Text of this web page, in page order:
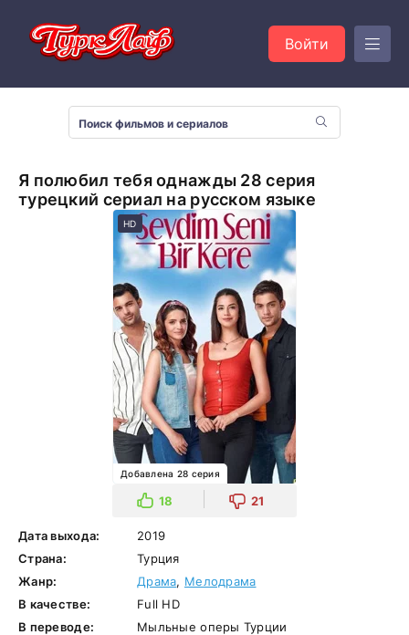
Войти
Я полюбил тебя однажды 28 серия
турецкий сериал на русском языке
HD
Добавлена 28 серия
18 21
Дата выхода:
2019
Страна:
Турция
Жанр:
Драма, Мелодрама
В качестве:
Full HD
В переводе:
Мыльные оперы Турции